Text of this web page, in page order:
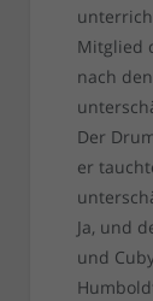
Mitglied
nach
Der
er
Ja, und
und